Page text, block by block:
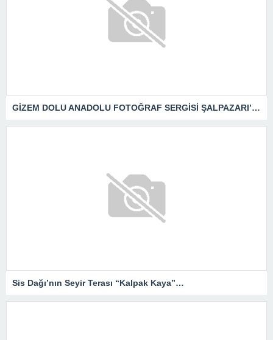
GİZEM DOLU ANADOLU FOTOĞRAF SERGİSİ ŞALPAZARI’NDA
Sis Dağı’nın Seyir Terası “Kalpak Kaya”…